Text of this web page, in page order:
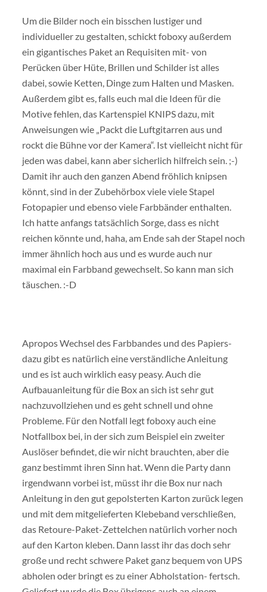
Um die Bilder noch ein bisschen lustiger und
individueller zu gestalten, schickt foboxy außerdem
ein gigantisches Paket an Requisiten mit- von
Perücken über Hüte, Brillen und Schilder ist alles
dabei, sowie Ketten, Dinge zum Halten und Masken.
Außerdem gibt es, falls euch mal die Ideen für die
Motive fehlen, das Kartenspiel KNIPS dazu, mit
Anweisungen wie „Packt die Luftgitarren aus und
rockt die Bühne vor der Kamera“. Ist vielleicht nicht für
jeden was dabei, kann aber sicherlich hilfreich sein. ;-)
Damit ihr auch den ganzen Abend fröhlich knipsen
könnt, sind in der Zubehörbox viele viele Stapel
Fotopapier und ebenso viele Farbbänder enthalten.
Ich hatte anfangs tatsächlich Sorge, dass es nicht
reichen könnte und, haha, am Ende sah der Stapel noch
immer ähnlich hoch aus und es wurde auch nur
maximal ein Farbband gewechselt. So kann man sich
täuschen. :-D
Apropos Wechsel des Farbbandes und des Papiers-
dazu gibt es natürlich eine verständliche Anleitung
und es ist auch wirklich easy peasy. Auch die
Aufbauanleitung für die Box an sich ist sehr gut
nachzuvollziehen und es geht schnell und ohne
Probleme. Für den Notfall legt foboxy auch eine
Notfallbox bei, in der sich zum Beispiel ein zweiter
Auslöser befindet, die wir nicht brauchten, aber die
ganz bestimmt ihren Sinn hat. Wenn die Party dann
irgendwann vorbei ist, müsst ihr die Box nur nach
Anleitung in den gut gepolsterten Karton zurück legen
und mit dem mitgelieferten Klebeband verschließen,
das Retoure-Paket-Zettelchen natürlich vorher noch
auf den Karton kleben. Dann lasst ihr das doch sehr
große und recht schwere Paket ganz bequem von UPS
abholen oder bringt es zu einer Abholstation- fertsch.